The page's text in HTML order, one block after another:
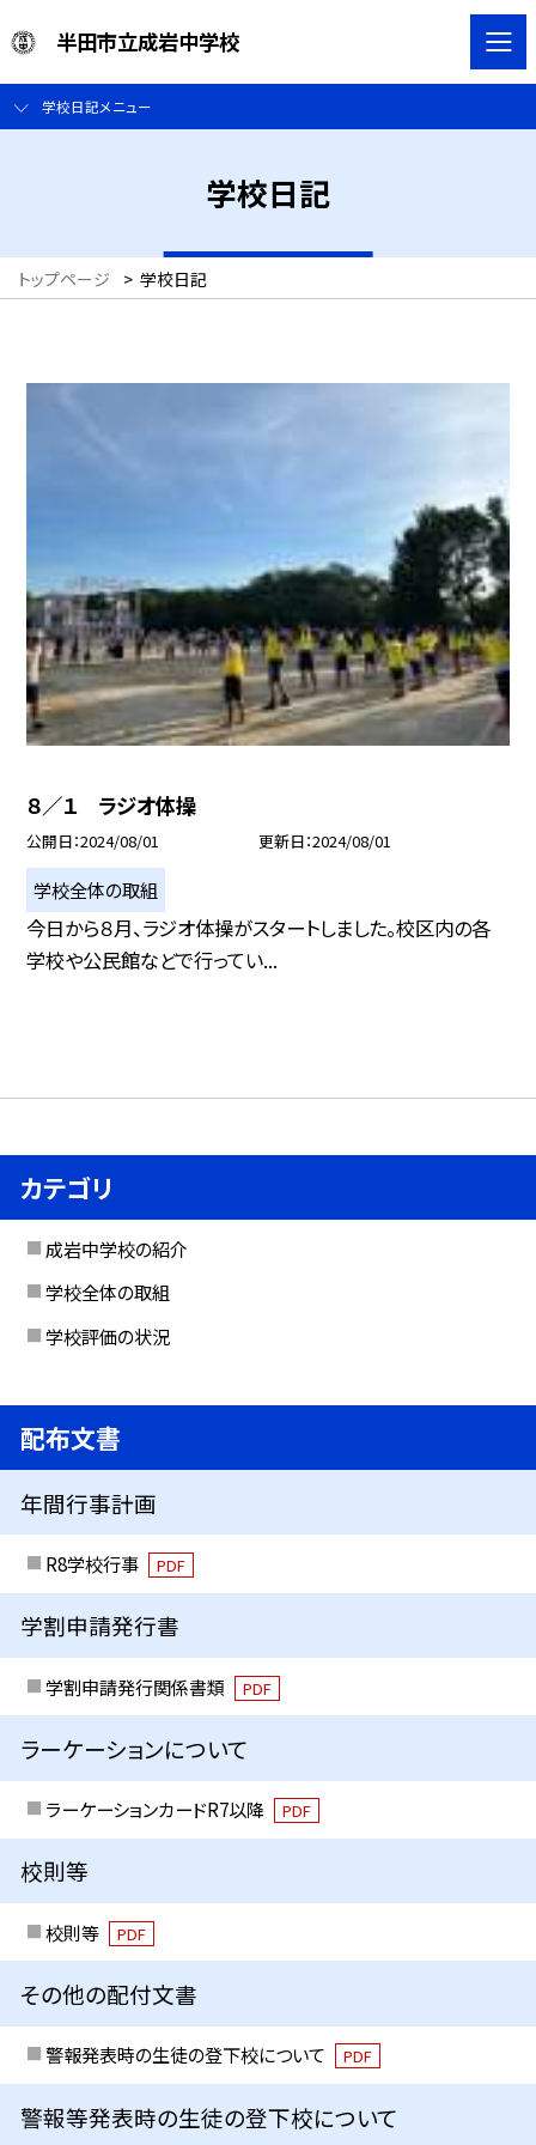
半田市立成岩中学校
学校日記メニュー
学校日記
トップページ > 学校日記
８／１ ラジオ体操
公開日 2024/08/01 更新日 2024/08/01
学校全体の取組
今日から８月、ラジオ体操がスタートしました。校区内の各
学校や公民館などで行ってい...
カテゴリ
成岩中学校の紹介
学校全体の取組
学校評価の状況
配布文書
年間行事計画
R8学校行事 PDF
学割申請発行書
学割申請発行関係書類 PDF
ラーケーションについて
ラーケーションカードR7以降 PDF
校則等
校則等 PDF
その他の配付文書
警報発表時の生徒の登下校について PDF
警報等発表時の生徒の登下校について